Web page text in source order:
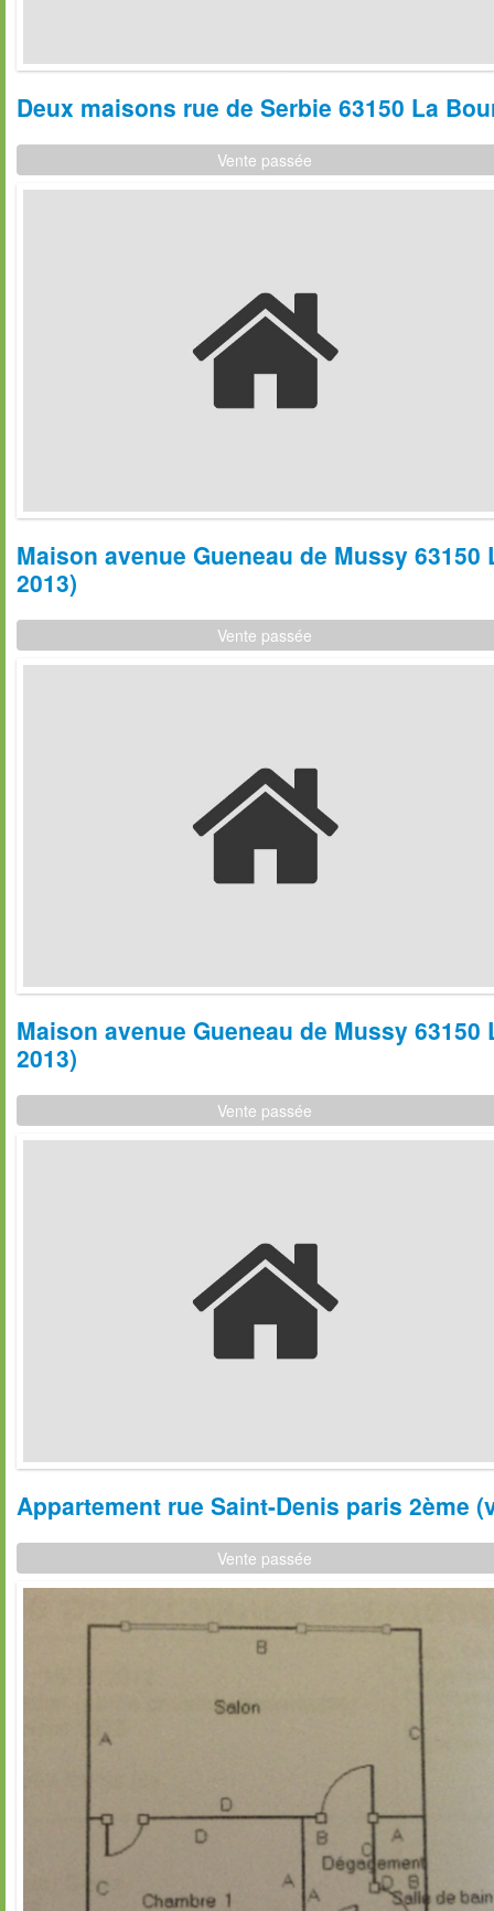
Deux maisons rue de Serbie 63150 La
Vente passée
Maison avenue Gueneau de Mussy
2013)
Vente passée
Maison avenue Gueneau de Mussy
2013)
Vente passée
Appartement rue Saint-Denis paris 2ème
Vente passée